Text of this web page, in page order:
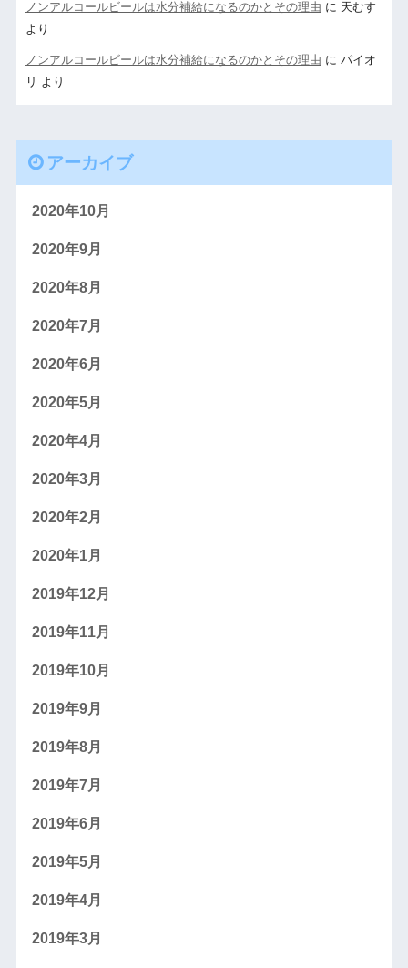
ノンアルコールビールは水分補給になるのかとその理由 に 天むす
より
ノンアルコールビールは水分補給になるのかとその理由 に パイオ
リ より
アーカイブ
2020年10月
2020年9月
2020年8月
2020年7月
2020年6月
2020年5月
2020年4月
2020年3月
2020年2月
2020年1月
2019年12月
2019年11月
2019年10月
2019年9月
2019年8月
2019年7月
2019年6月
2019年5月
2019年4月
2019年3月